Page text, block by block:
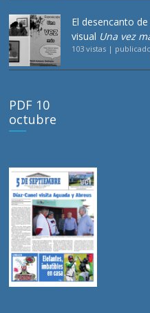
El desencanto
visual Una vez
103 vistas |
PDF 10
octubre